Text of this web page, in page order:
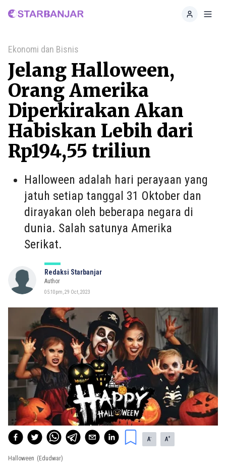
Home
Ekonomi dan Bisnis
Jelang Halloween,
Orang Amerika
Diperkirakan Akan
Habiskan Lebih dari
Rp194,55 triliun
Halloween adalah hari perayaan yang
jatuh setiap tanggal 31 Oktober dan
dirayakan oleh beberapa negara di
dunia. Salah satunya Amerika
Serikat.
Redaksi Starbanjar
Author
05:10pm, 29 Oct, 2023
A- A+
Halloween (Edudwar)